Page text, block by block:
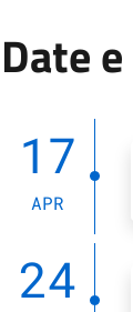
Date
17
APR
24